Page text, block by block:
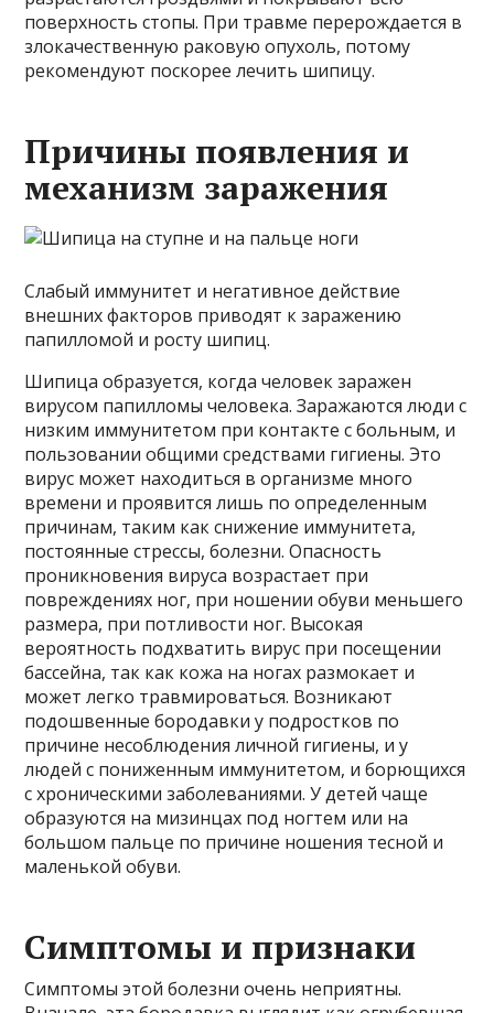
поверхность стопы. При травме перерождается в
злокачественную раковую опухоль, потому
рекомендуют поскорее лечить шипицу.
Причины появления и
механизм заражения
Слабый иммунитет и негативное действие
внешних факторов приводят к заражению
папилломой и росту шипиц.
Шипица образуется, когда человек заражен
вирусом папилломы человека. Заражаются люди с
низким иммунитетом при контакте с больным, и
пользовании общими средствами гигиены. Это
вирус может находиться в организме много
времени и проявится лишь по определенным
причинам, таким как снижение иммунитета,
постоянные стрессы, болезни. Опасность
проникновения вируса возрастает при
повреждениях ног, при ношении обуви меньшего
размера, при потливости ног. Высокая
вероятность подхватить вирус при посещении
бассейна, так как кожа на ногах размокает и
может легко травмироваться. Возникают
подошвенные бородавки у подростков по
причине несоблюдения личной гигиены, и у
людей с пониженным иммунитетом, и борющихся
с хроническими заболеваниями. У детей чаще
образуются на мизинцах под ногтем или на
большом пальце по причине ношения тесной и
маленькой обуви.
Симптомы и признаки
Симптомы этой болезни очень неприятны.